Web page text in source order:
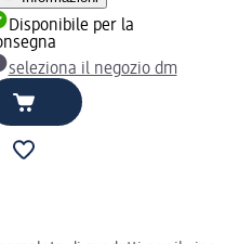
Disponibile per la
seleziona il negozio dm